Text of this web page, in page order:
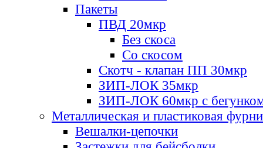
Пакеты
ПВД 20мкр
Без скоса
Со скосом
Скотч - клапан ПП 30мкр
ЗИП-ЛОК 35мкр
ЗИП-ЛОК 60мкр с
Металлическая и пластиковая
Вешалки-цепочки